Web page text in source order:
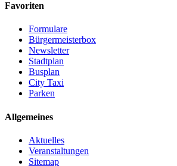
Favoriten
Formulare
Bürgermeisterbox
Newsletter
Stadtplan
Busplan
City Taxi
Parken
Allgemeines
Aktuelles
Veranstaltungen
Sitemap